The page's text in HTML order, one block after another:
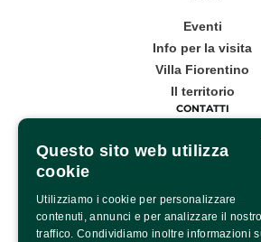
Eventi
Info per la visita
Villa Fiorentino
Il territorio
CONTATTI
Corso Italia, 53
Infopoint WhatsApp: +39
Pagina contatti
Questo sito web utilizza
cookie
Utilizziamo i cookie per personalizzare
contenuti, annunci e per analizzare il nostro
traffico. Condividiamo inoltre informazioni